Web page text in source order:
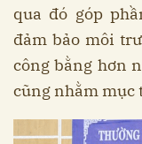
qua đó góp
đảm bảo môi
công bằng hơn
cũng nhằm mục